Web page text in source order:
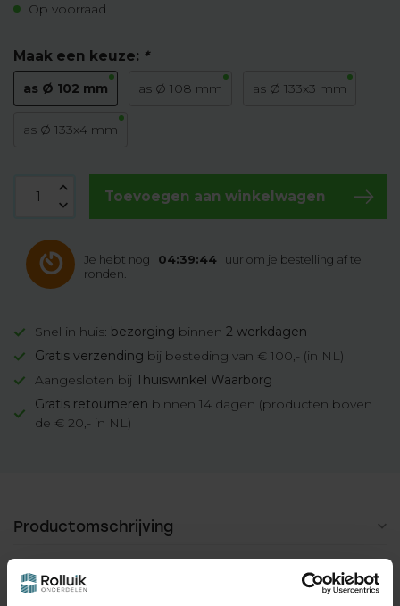
Op voorraad
Maak een keuze: *
as Ø 102 mm as Ø 108 mm as Ø 133x3 mm
as Ø 133x4 mm
Toevoegen aan winkelwagen
Je hebt nog 04:39:43
uur om je bestelling af te
ronden.
Snel in huis: bezorging binnen 2 werkdagen
Gratis verzending bij besteding van € 100,- (in NL)
Aangesloten bij Thuiswinkel Waarborg
Gratis retourneren binnen 14 dagen (producten boven
de € 20,- in NL)
Productomschrijving